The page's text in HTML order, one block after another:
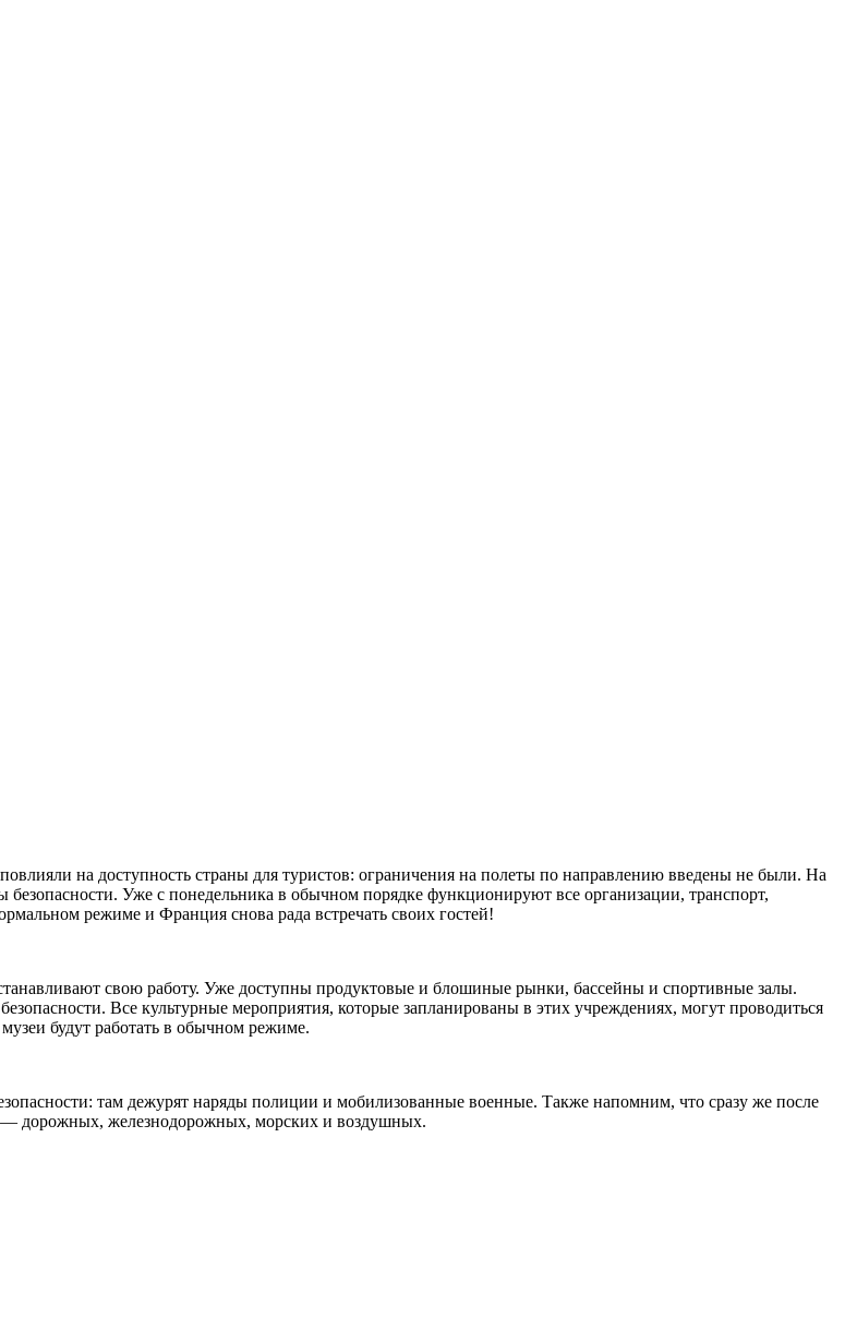
на доступность страны для туристов: ограничения на полеты по направлению введены не были. На
Уже с понедельника в обычном порядке функционируют все организации, транспорт,
режиме и Франция снова рада встречать своих гостей!
свою работу. Уже доступны продуктовые и блошиные рынки, бассейны и спортивные залы.
Все культурные мероприятия, которые запланированы в этих учреждениях, могут проводиться
будут работать в обычном режиме.
там дежурят наряды полиции и мобилизованные военные. Также напомним, что сразу же после
дорожных, железнодорожных, морских и воздушных.